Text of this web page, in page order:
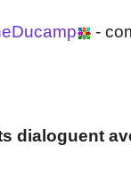
-
dialoguent